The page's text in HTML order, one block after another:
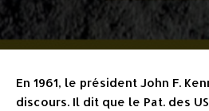
En 1961, le président John F.
discours. Il dit que le Pat. des